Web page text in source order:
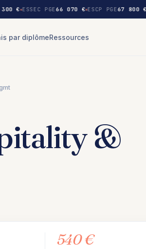
€ ESSEC PGE66 070 € ESCP PGE67 800 €
par diplômeRessources
&
540 €